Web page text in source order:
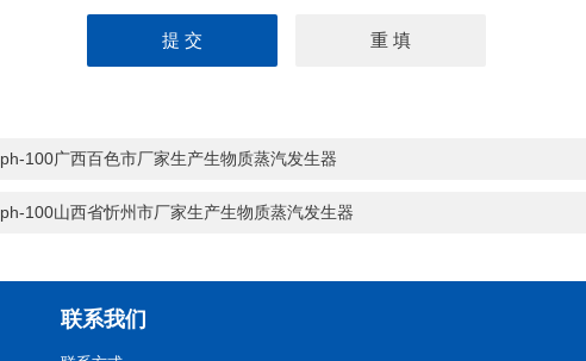
ph-100广西百色市厂家生产生物质蒸汽发生器
ph-100山西省忻州市厂家生产生物质蒸汽发生器
联系我们